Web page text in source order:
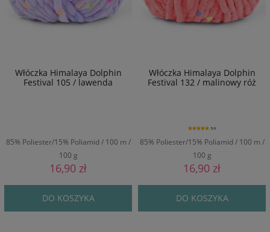
Włóczka Himalaya Dolphin
Festival 105 / lawenda
85% Poliester/15% Poliamid / 100 m /
100 g
16,90 zł
DO KOSZYKA
Włóczka Himalaya Dolphin
Festival 132 / malinowy róż
85% Poliester/15% Poliamid / 100 m /
100 g
5.0
16,90 zł
DO KOSZYKA